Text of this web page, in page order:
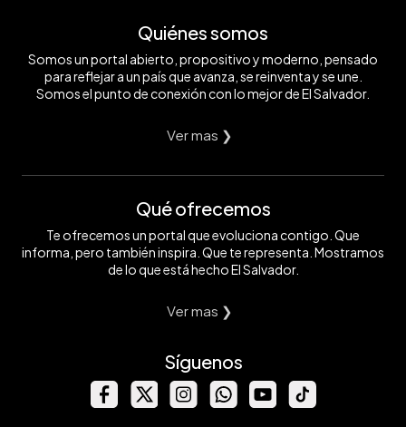
Quiénes somos
Somos un portal abierto, propositivo y moderno, pensado
para reflejar a un país que avanza, se reinventa y se une.
Somos el punto de conexión con lo mejor de El Salvador.
Ver mas ❯
Qué ofrecemos
Te ofrecemos un portal que evoluciona contigo. Que
informa, pero también inspira. Que te representa. Mostramos
de lo que está hecho El Salvador.
Ver mas ❯
Síguenos